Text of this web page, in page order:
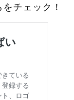
チェック！